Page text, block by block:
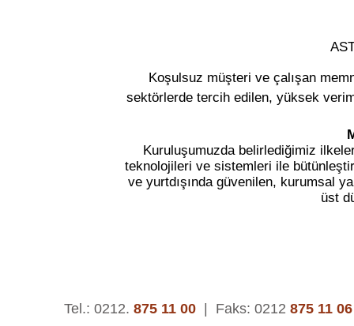
Koşulsuz müşteri ve çalışan
sektörlerde tercih edilen, yüksek
Kuruluşumuzda belirlediğimiz
teknolojileri ve sistemleri ile
ve yurtdışında güvenilen, kurumsal
üst
Tel.: 0212. 875 11 00 Faks: 0212 875 11 06